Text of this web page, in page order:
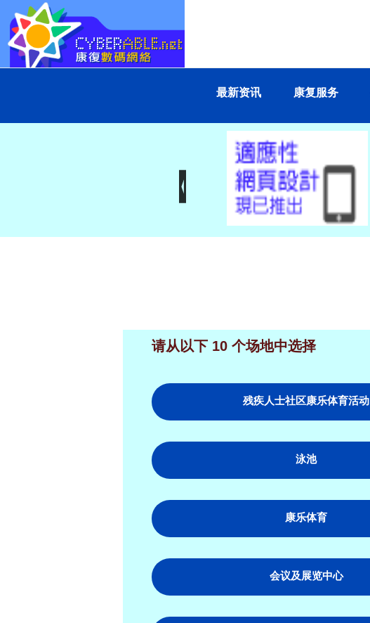
最新资讯 康复服务
请从以下 10 个场地中选择
残疾人士社区康乐体育活动
泳池
康乐体育
会议及展览中心